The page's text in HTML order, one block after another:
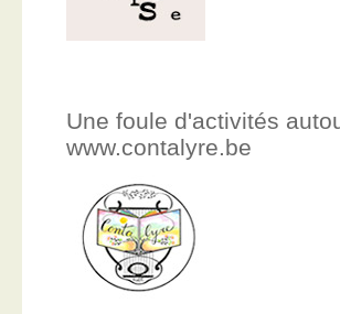
Une foule d'activités
www.contalyre.be